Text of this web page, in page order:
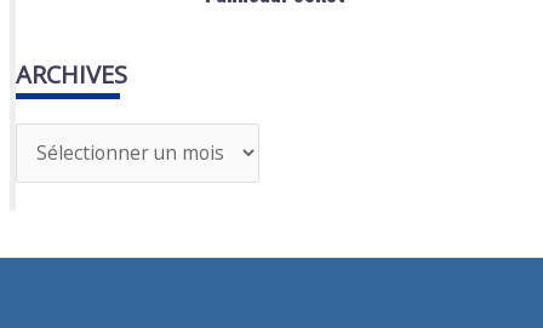
ARCHIVES
r
h